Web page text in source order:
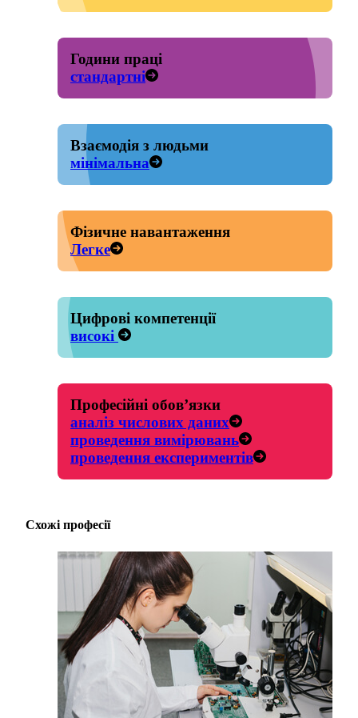
Години праці
стандартні
Взаємодія з людьми
мінімальна
Фізичне навантаження
Легке
Цифрові компетенції
високі
Професійні обов’язки
аналіз числових даних
проведення вимірювань
проведення експериментів
Схожі професії